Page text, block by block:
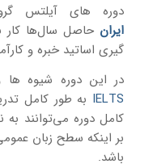
دوره های آیلتس
ایران
گیری اساتید خبره و
در این دوره شیوه ها و نکات
IELTS به طور کامل
کامل دوره می‌توانند
بر اینکه سطح زبان
باشد.